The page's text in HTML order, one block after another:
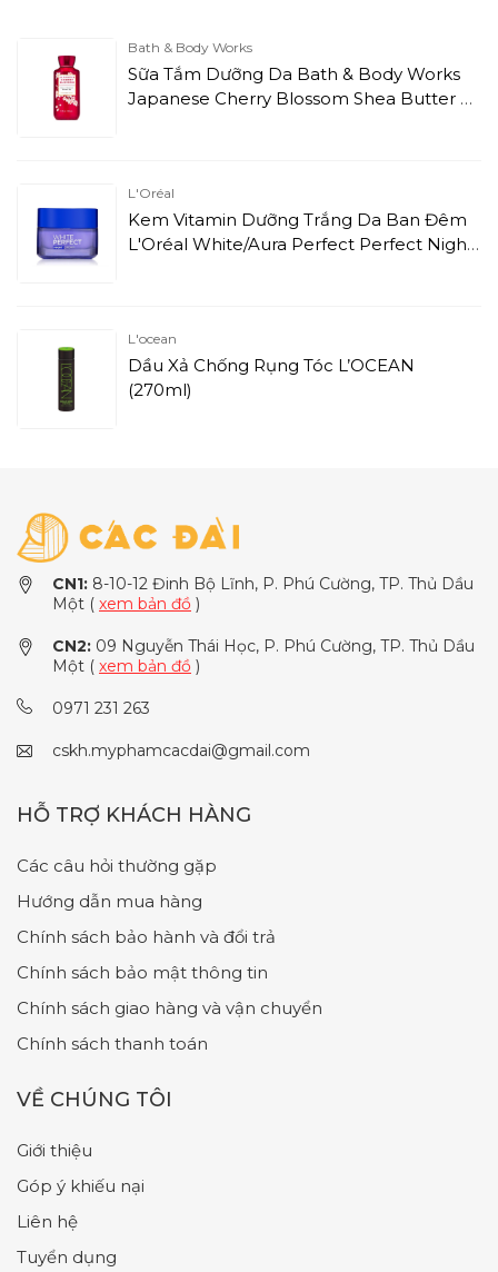
Bath & Body Works
Sữa Tắm Dưỡng Da Bath & Body Works
Japanese Cherry Blossom Shea Butter +
L'Oréal
Kem Vitamin Dưỡng Trắng Da Ban Đêm
L'Oréal White/Aura Perfect Perfect Night
L'ocean
Dầu Xả Chống Rụng Tóc L’OCEAN
(270ml)
CN1: 8-10-12 Đinh Bộ Lĩnh, P. Phú Cường, TP. Thủ Dầu
Một ( xem bản đồ )
CN2: 09 Nguyễn Thái Học, P. Phú Cường, TP. Thủ Dầu
Một ( xem bản đồ )
0971 231 263
cskh.myphamcacdai@gmail.com
HỖ TRỢ KHÁCH HÀNG
Các câu hỏi thường gặp
Hướng dẫn mua hàng
Chính sách bảo hành và đổi trả
Chính sách bảo mật thông tin
Chính sách giao hàng và vận chuyển
Chính sách thanh toán
VỀ CHÚNG TÔI
Giới thiệu
Góp ý khiếu nại
Liên hệ
Tuyển dụng